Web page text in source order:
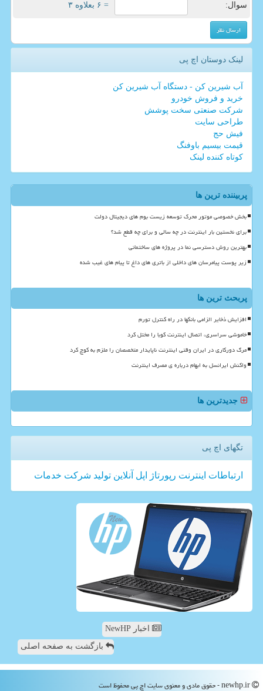
سوال: = ۶ بعلاوه ۳
لینک دوستان اچ پی
آب شیرین کن - دستگاه آب شیرین کن
خرید و فروش خودرو
شرکت صنعتی سخت پوشش
طراحی سایت
فیش حج
قیمت بیسیم باوفنگ
کوتاه کننده لینک
پربیننده ترین ها
بخش خصوصی موتور محرک توسعه زیست بوم های دیجیتال دولت
برای نخستین بار اینترنت در چه سالی و برای چه قطع شد؟
بهترین روش دسترسی نما در پروژه های ساختمانی
زیر پوست پیامرسان های داخلی از باتری های داغ تا پیام های غیب شده
پربحث ترین ها
افزایش ذخایر الزامی بانکها در راه کنترل تورم
خاموشی سراسری، اتصال اینترنت کوبا را مختل کرد
مرگ دورکاری در ایران وقتی اینترنت ناپایدار متخصصان را ملزم به کوچ کرد
واکنش ایرانسل به ابهام درباره ی مصرف اینترنت
جدیدترین ها
تگهای اچ پی
ارتباطات اینترنت رپورتاژ اپل آنلاین تولید شركت خدمات
اخبار NewHP
بازگشت به صفحه اصلی